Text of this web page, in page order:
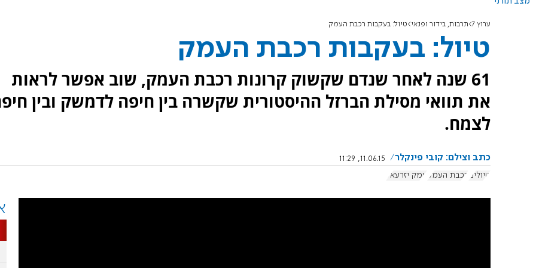
ערוץ 7 תרבות, בידור ופנאי טיול: בעקבות רכבת העמק
טיול: בעקבות רכבת העמק
61 שנה לאחר שנדם שקשוק קרונות רכבת העמק, שוב אפשר לראות
את תוואי מסילת הברזל ההיסטורית שקשרה בין חיפה לדמשק ובין
לצמח.
כתב וצילם: קובי פינקלר
11.06.15, 11:29
טיולים רכבת העמק עמק יזרעאל